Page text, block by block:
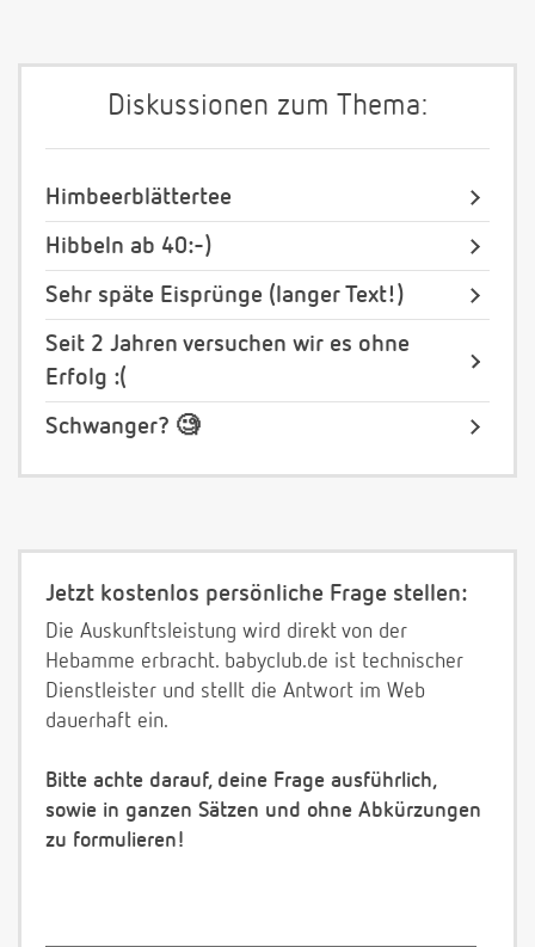
Diskussionen zum Thema:
Himbeerblättertee
Hibbeln ab 40:-)
Sehr späte Eisprünge (langer Text!)
Seit 2 Jahren versuchen wir es ohne
Erfolg :(
Schwanger? 🧐
Jetzt kostenlos persönliche Frage stellen:
Die Auskunftsleistung wird direkt von der
Hebamme erbracht. babyclub.de ist technischer
Dienstleister und stellt die Antwort im Web
dauerhaft ein.
Bitte achte darauf, deine Frage ausführlich,
sowie in ganzen Sätzen und ohne Abkürzungen
zu formulieren!